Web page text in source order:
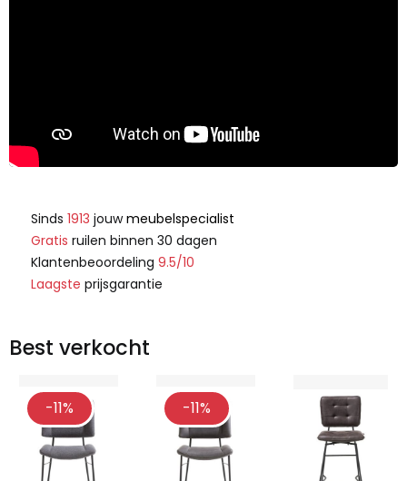
Sinds 1913 jouwmeubelspecialist
Gratis ruilen binnen 30 dagen
Klantenbeoordeling 9.5/10
Laagste prijsgarantie
Best verkocht
-11% -11%